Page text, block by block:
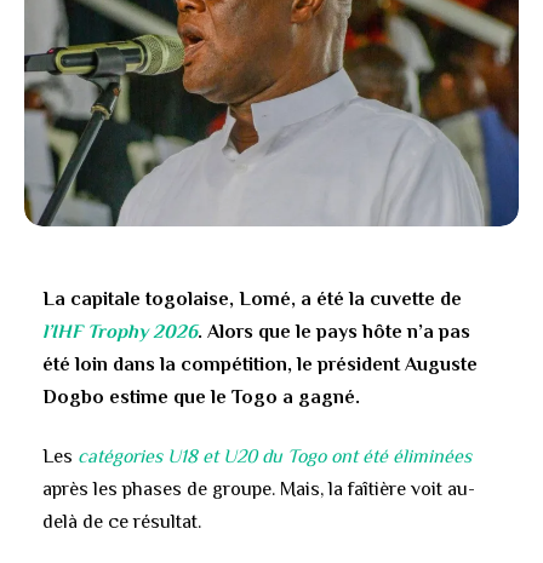
La capitale togolaise, Lomé, a été la cuvette de
l’IHF Trophy 2026. Alors que le pays hôte n’a pas
été loin dans la compétition, le président Auguste
Dogbo estime que le Togo a gagné.
Les catégories U18 et U20 du Togo ont été éliminées
après les phases de groupe. Mais, la faîtière voit au-
delà de ce résultat.